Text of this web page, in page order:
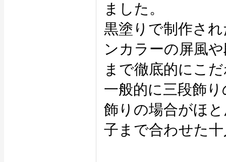
ました。
黒塗りで制作さ
ンカラーの屏風
まで徹底的にこ
一般的に三段飾
飾りの場合がほ
子まで合わせた